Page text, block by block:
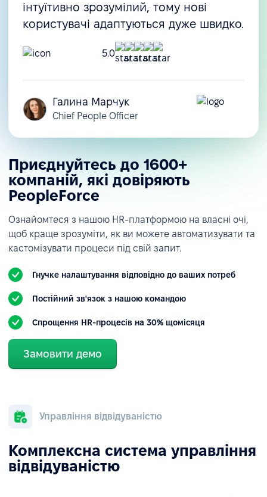
інтуїтивно зрозумілий, тому нові
користувачі адаптуються дуже швидко.
5.0
Галина Марчук
Chief People Officer
Приєднуйтесь до 1600+
компаній, які довіряють
PeopleForce
Ознайомтеся з нашою HR-платформою на власні очі,
щоб краще зрозуміти, як ви можете автоматизувати та
кастомізувати процеси під свій запит.
Гнучке налаштування відповідно до ваших потреб
Постійний зв'язок з нашою командою
Спрощення HR-процесів на 30% щомісяця
Замовити демо
Управління відвідуваністю
Комплексна система управління
відвідуваністю